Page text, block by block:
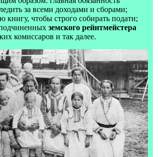
за всеми доходами и сборами;
книгу, чтобы строго собирать подати;
земского рейнтмейстера
комиссаров и так далее.